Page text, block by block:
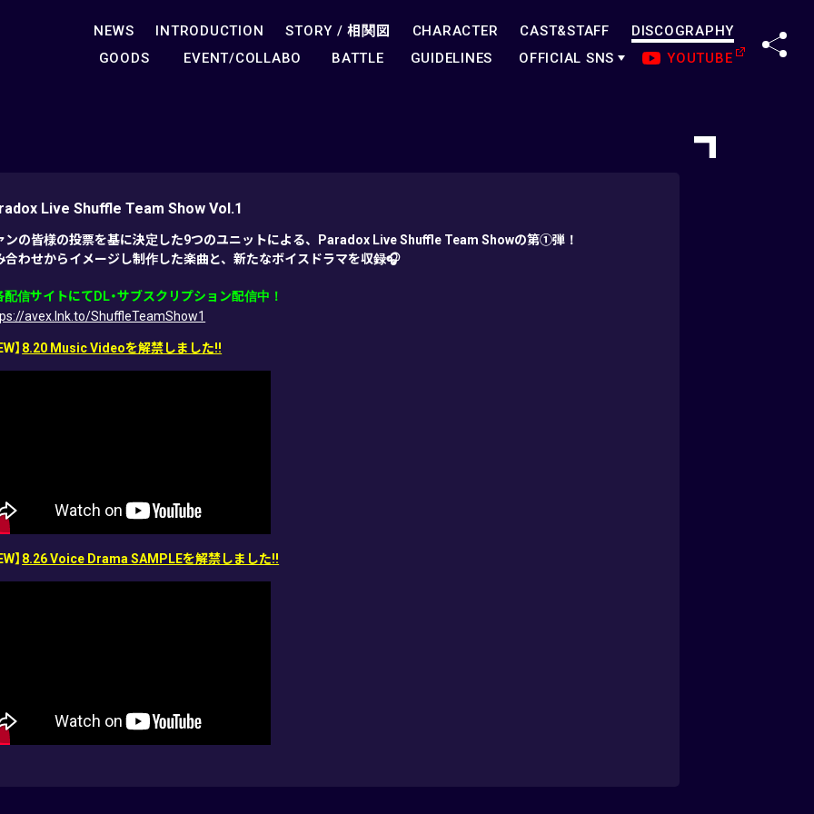
NEWS INTRODUCTION STORY /相関図 CHARACTER CAST&STAFF
DISCOGRAPHY
GOODS
EVENT/COLLABO BATTLE GUIDELINES OFFICIAL SNS YOUTUBE
Live Shuffle Team Show Vol.1
ンの皆様の投票を基に決定した9つのユニットによる、Paradox Live Shuffle Team Showの第①弾！
合わせからイメージし制作した楽曲と、新たなボイスドラマを収録🎧
配信サイトにてDL・サブスクリプション配信中！
avex.lnk.to/ShuffleTeamShow1
】 8.20 Music Videoを解禁しました!!
】 8.26 Voice Drama SAMPLEを解禁しました!!